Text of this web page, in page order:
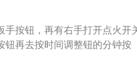
对汽车进行保养，可以很好的
全性。因此，对汽车进行定期
养之外，平时车主要也要时常
，不影响正常的安全驾驶。
手按钮，再有右手打开点火开
钮再去按时间调整钮的分钟按
接通点火开关或启动发动机保